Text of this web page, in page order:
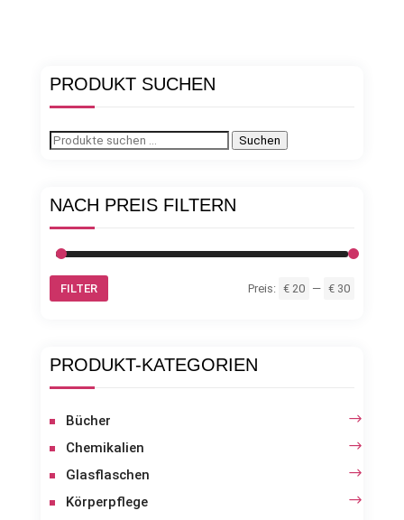
PRODUKT SUCHEN
Suchen
Suchen
NACH PREIS FILTERN
FILTER Preis: € 20 — € 30
PRODUKT-KATEGORIEN
Bücher
Chemikalien
Glasflaschen
Körperpflege